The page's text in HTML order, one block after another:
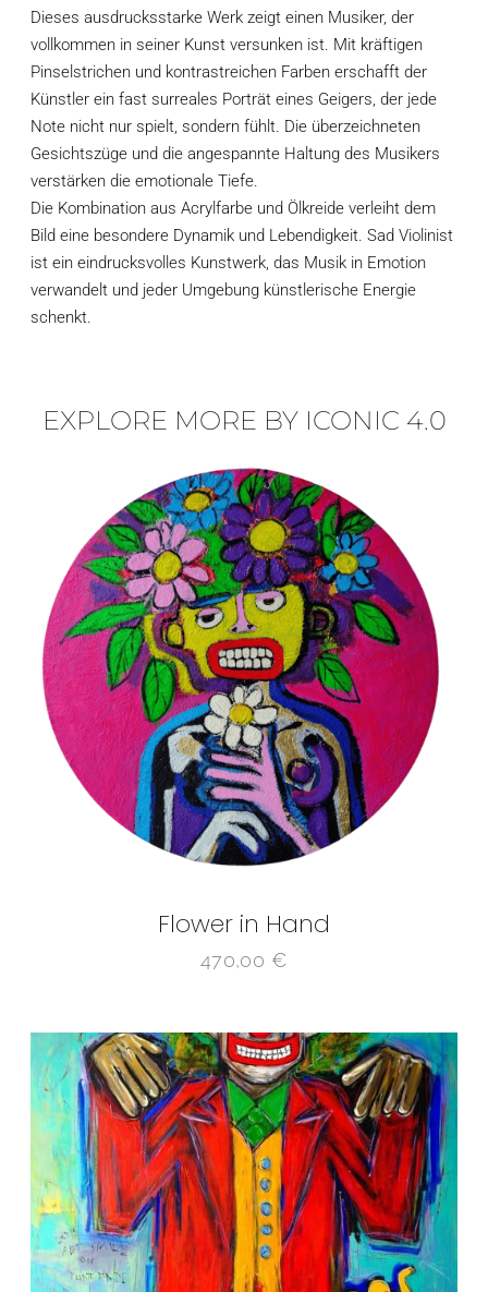
Dieses ausdrucksstarke Werk zeigt einen Musiker, der
vollkommen in seiner Kunst versunken ist. Mit kräftigen
Pinselstrichen und kontrastreichen Farben erschafft der
Künstler ein fast surreales Porträt eines Geigers, der jede
Note nicht nur spielt, sondern fühlt. Die überzeichneten
Gesichtszüge und die angespannte Haltung des Musikers
verstärken die emotionale Tiefe.
Die Kombination aus Acrylfarbe und Ölkreide verleiht dem
Bild eine besondere Dynamik und Lebendigkeit. Sad Violinist
ist ein eindrucksvolles Kunstwerk, das Musik in Emotion
verwandelt und jeder Umgebung künstlerische Energie
schenkt.
EXPLORE MORE BY ICONIC 4.0
Flower in Hand
470,00 €